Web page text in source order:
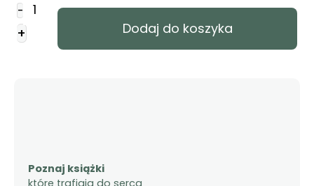
-
Duchowość
zdrowa
emocjonalnie
+ Dodaj do koszyka
Poznaj książki
które trafiają do serca